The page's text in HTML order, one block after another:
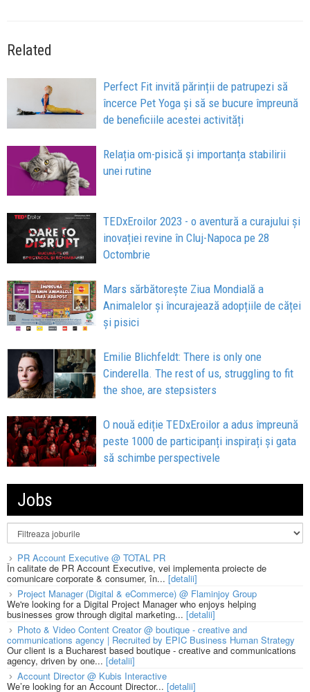
Related
Perfect Fit invită părinții de patrupezi să
încerce Pet Yoga și să se bucure împreună
de beneficiile acestei activități
Relația om-pisică și importanța stabilirii
unei rutine
TEDxEroilor 2023 - o aventură a curajului și
inovației revine în Cluj-Napoca pe 28
Octombrie
Mars sărbătorește Ziua Mondială a
Animalelor și încurajează adopțiile de căței
și pisici
Emilie Blichfeldt: There is only one
Cinderella. The rest of us, struggling to fit
the shoe, are stepsisters
O nouă ediție TEDxEroilor a adus împreună
peste 1000 de participanți inspirați și gata
să schimbe perspectivele
Jobs
PR Account Executive @ TOTAL PR
În calitate de PR Account Executive, vei implementa proiecte de
comunicare corporate & consumer, în... [detalii]
Project Manager (Digital & eCommerce) @ Flaminjoy Group
We're looking for a Digital Project Manager who enjoys helping
businesses grow through digital marketing... [detalii]
Photo & Video Content Creator @ boutique - creative and
communications agency | Recruited by EPIC Business Human Strategy
Our client is a Bucharest based boutique - creative and communications
agency, driven by one... [detalii]
Account Director @ Kubis Interactive
We’re looking for an Account Director... [detalii]